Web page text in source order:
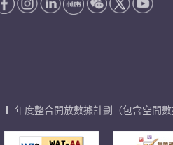
年度整合開放數據計劃（包含空間數